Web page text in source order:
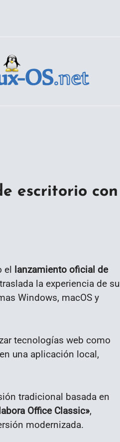
escritorio con
el lanzamiento oficial de
la experiencia de su
Windows, macOS y
tecnologías web como
una aplicación local,
tradicional basada en
Office Classic»,
modernizada.